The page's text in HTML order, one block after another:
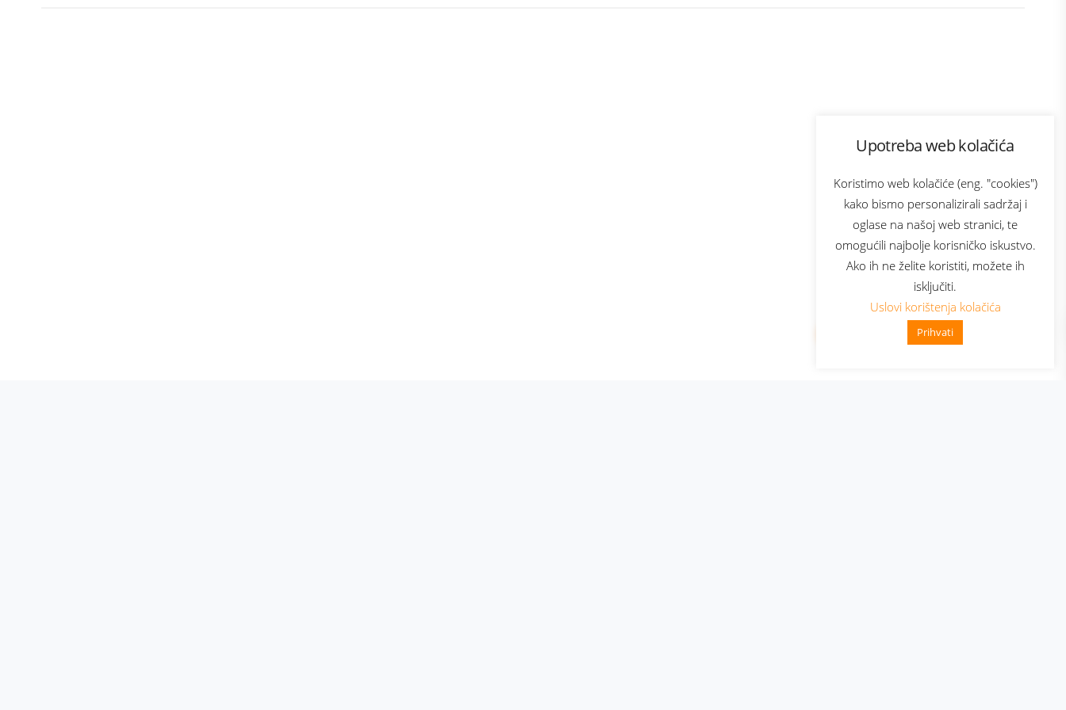
Upotreba web kolačića
Koristimo web kolačiće (eng. "cookies")
kako bismo personalizirali sadržaj i
oglase na našoj web stranici, te
omogućili najbolje korisničko iskustvo.
Ako ih ne želite koristiti, možete ih
isključiti.
Uslovi korištenja kolačića
Prihvati
👋 Zdravo, kako mogu pomoći?
Bonus plus
Prijava za newsletter